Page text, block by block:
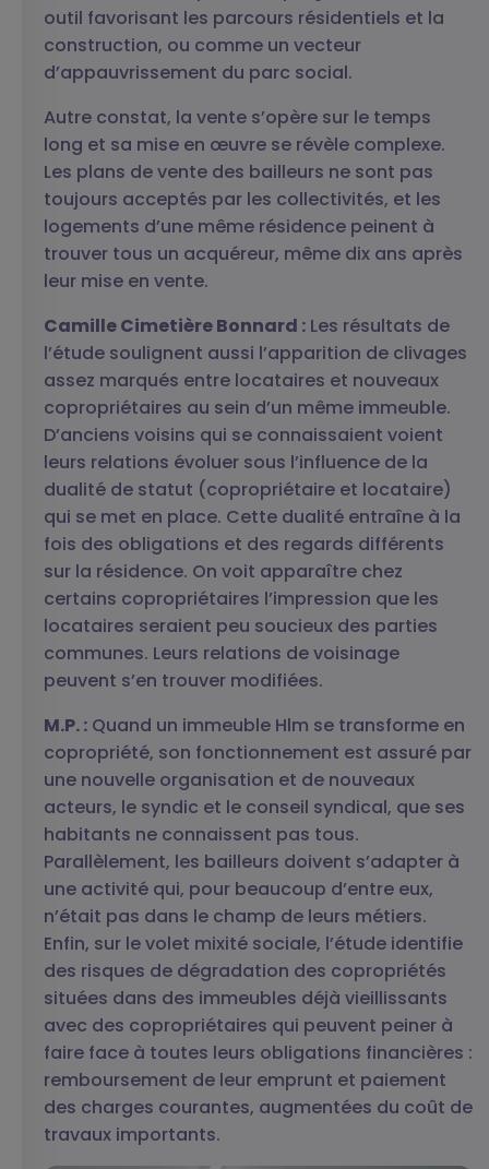
outil favorisant les parcours résidentiels et la
construction, ou comme un vecteur
d’appauvrissement du parc social.
Autre constat, la vente s’opère sur le temps
long et sa mise en œuvre se révèle complexe.
Les plans de vente des bailleurs ne sont pas
toujours acceptés par les collectivités, et les
logements d’une même résidence peinent à
trouver tous un acquéreur, même dix ans après
leur mise en vente.
Camille Cimetière Bonnard : Les résultats de
l’étude soulignent aussi l’apparition de clivages
assez marqués entre locataires et nouveaux
copropriétaires au sein d’un même immeuble.
D’anciens voisins qui se connaissaient voient
leurs relations évoluer sous l’influence de la
dualité de statut (copropriétaire et locataire)
qui se met en place. Cette dualité entraîne à la
fois des obligations et des regards différents
sur la résidence. On voit apparaître chez
certains copropriétaires l’impression que les
locataires seraient peu soucieux des parties
communes. Leurs relations de voisinage
peuvent s’en trouver modifiées.
M.P. : Quand un immeuble Hlm se transforme en
copropriété, son fonctionnement est assuré par
une nouvelle organisation et de nouveaux
acteurs, le syndic et le conseil syndical, que ses
habitants ne connaissent pas tous.
Parallèlement, les bailleurs doivent s’adapter à
une activité qui, pour beaucoup d’entre eux,
n’était pas dans le champ de leurs métiers.
Enfin, sur le volet mixité sociale, l’étude identifie
des risques de dégradation des copropriétés
situées dans des immeubles déjà vieillissants
avec des copropriétaires qui peuvent peiner à
faire face à toutes leurs obligations financières :
remboursement de leur emprunt et paiement
des charges courantes, augmentées du coût de
travaux importants.